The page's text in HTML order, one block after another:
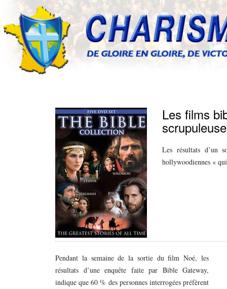
Les films
Les résultats d’un
hollywoodiennes «
Pendant la semaine de la sortie du film Noé, les
résultats d’une enquête faite par Bible Gateway,
indique que 60 % des personnes interrogées préfèrent